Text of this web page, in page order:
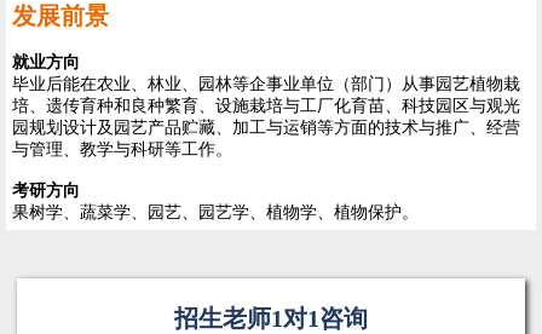
发展前景
就业方向
毕业后能在农业、林业、园林等企事业单位（部门）从事园艺植物栽
培、遗传育种和良种繁育、设施栽培与工厂化育苗、科技园区与观光
园规划设计及园艺产品贮藏、加工与运销等方面的技术与推广、经营
与管理、教学与科研等工作。
考研方向
果树学、蔬菜学、园艺、园艺学、植物学、植物保护。
招生老师1对1咨询